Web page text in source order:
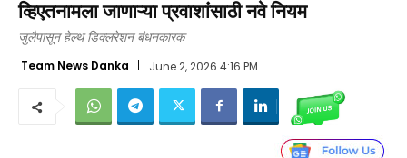
व्हिएतनामला जाणाऱ्या प्रवाशांसाठी नवे नियम
जुलैपासून हेल्थ डिक्लरेशन बंधनकारक
Team News Danka June 2, 2026 4:16 PM